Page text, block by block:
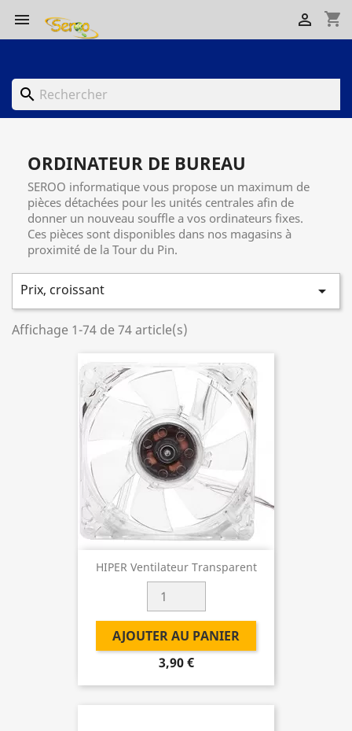
 shopping_cart

search
ORDINATEUR DE BUREAU
SEROO informatique vous propose un maximum de
pièces détachées pour les unités centrales afin de
donner un nouveau souffle a vos ordinateurs fixes.
Ces pièces sont disponibles dans nos magasins à
proximité de la Tour du Pin.
Prix, croissant 
Affichage 1-74 de 74 article(s)
HIPER Ventilateur Transparent
AJOUTER AU PANIER
3,90 €